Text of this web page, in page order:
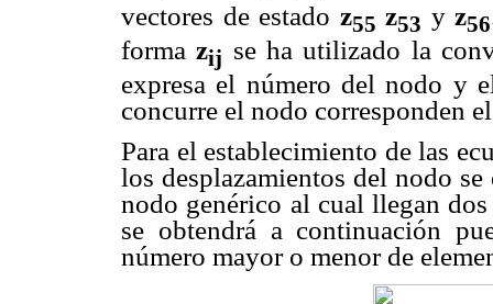
vectores de estado z55 z53 y z56
forma zij se ha utilizado la
expresa el número del nodo y
concurre el nodo corresponden
Para el establecimiento de las
los desplazamientos del nodo se
nodo genérico al cual llegan
se obtendrá a continuación
número mayor o menor de